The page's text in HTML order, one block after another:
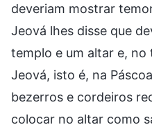
deveriam mostrar
Jeová lhes disse que
templo e um altar e,
Jeová, isto é, na
bezerros e cordeiros
colocar no altar como